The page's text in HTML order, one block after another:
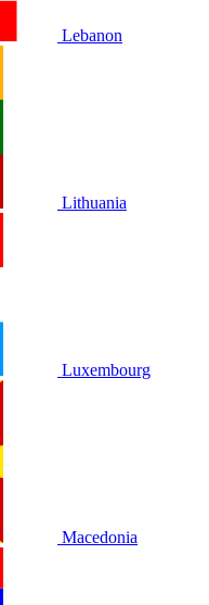
Lebanon
Lithuania
Luxembourg
Macedonia